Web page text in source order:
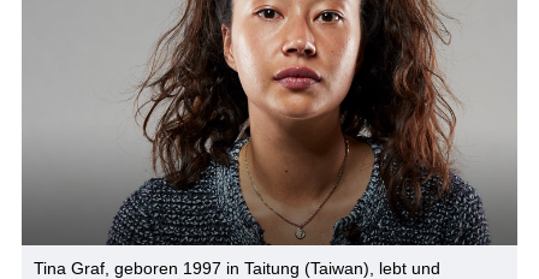
Tina Graf, geboren 1997 in Taitung (Taiwan), lebt und